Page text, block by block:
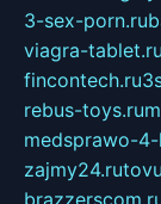
3-sex-porn.ru
viagra-tablet.ru
fincontech.ru
rebus-toys.ru
medsprawo-4-
zajmy24.ru